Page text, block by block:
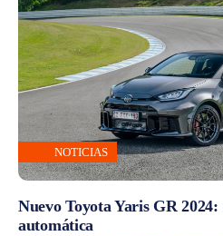
NOTICIAS
Nuevo Toyota Yaris GR
automática